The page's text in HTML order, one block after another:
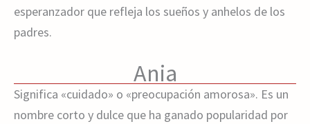
esperanzador que refleja los sueños y anhelos de los
padres.
Ania
Significa «cuidado» o «preocupación amorosa». Es un
nombre corto y dulce que ha ganado popularidad por